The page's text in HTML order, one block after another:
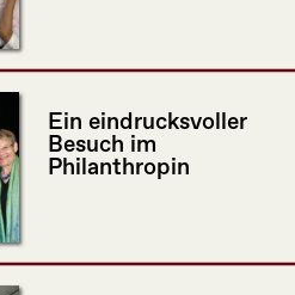
Ein eindrucksvoller
Besuch im
Philanthropin